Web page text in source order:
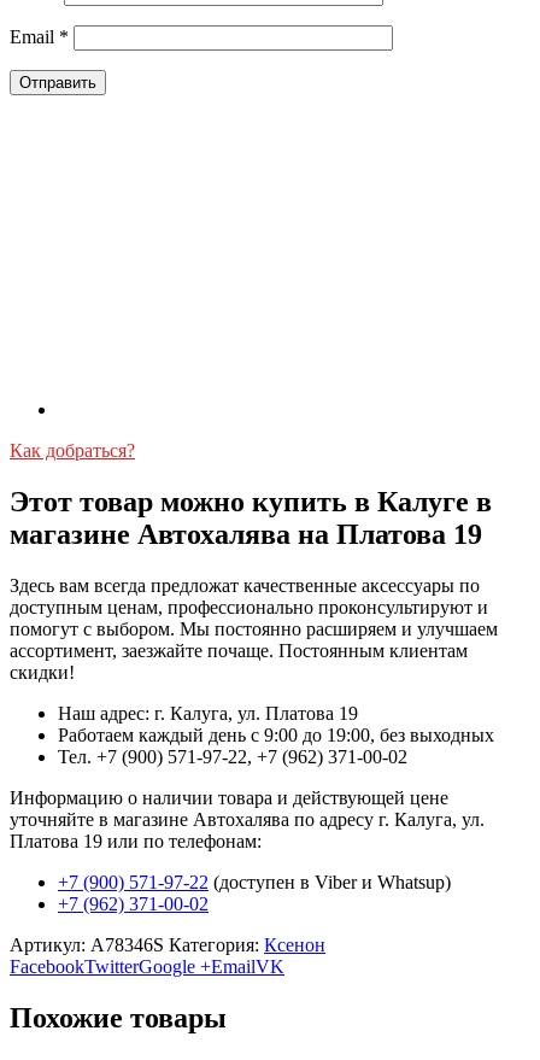
Email *
Как добраться?
Этот товар можно купить в Калуге в
магазине Автохалява на Платова 19
Здесь вам всегда предложат качественные аксессуары по
доступным ценам, профессионально проконсультируют и
помогут с выбором. Мы постоянно расширяем и улучшаем
ассортимент, заезжайте почаще. Постоянным клиентам
скидки!
Наш адрес: г. Калуга, ул. Платова 19
Работаем каждый день с 9:00 до 19:00, без выходных
Тел. +7 (900) 571-97-22, +7 (962) 371-00-02
Информацию о наличии товара и действующей цене
уточняйте в магазине Автохалява по адресу г. Калуга, ул.
Платова 19 или по телефонам:
+7 (900) 571-97-22 (доступен в Viber и Whatsup)
+7 (962) 371-00-02
Артикул: A78346S Категория: Ксенон
FacebookTwitterGoogle +EmailVK
Похожие товары